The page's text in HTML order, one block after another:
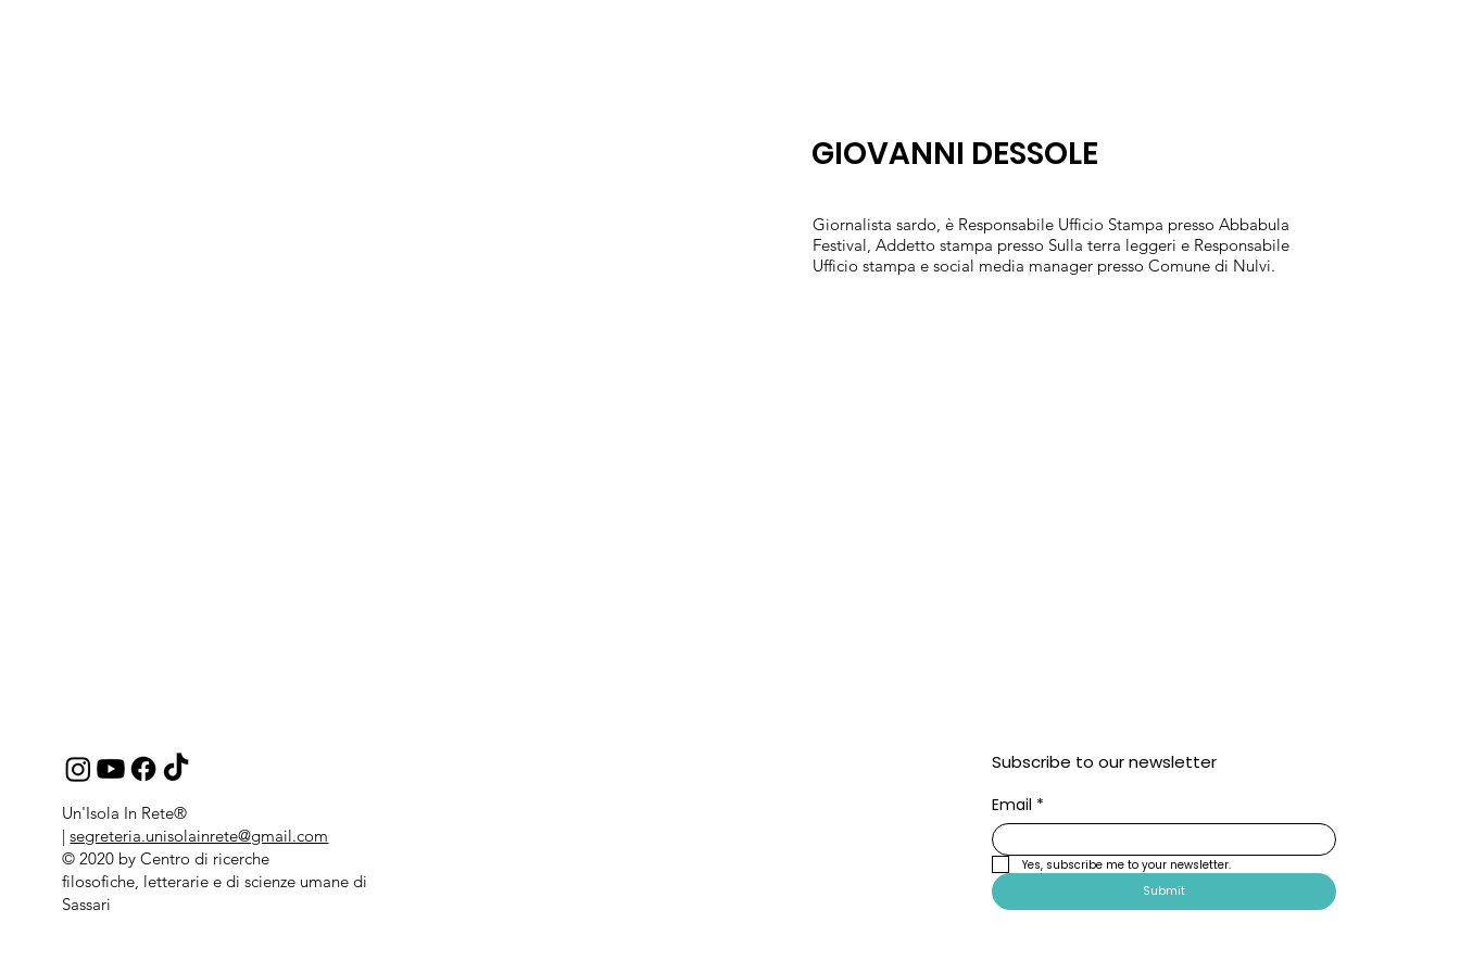
GIOVANNI DESSOLE
Giornalista sardo, è Responsabile Ufficio Stampa presso Abbabula
Festival, Addetto stampa presso Sulla terra leggeri e Responsabile
Ufficio stampa e social media manager presso Comune di Nulvi.
Un'Isola In Rete®
|segreteria.unisolainrete@gmail.com
© 2020 by Centro di ricerche
filosofiche, letterarie e di scienze umane di
Sassari
Subscribe to our newsletter
Email *
Yes, subscribe me to your newsletter.
Submit